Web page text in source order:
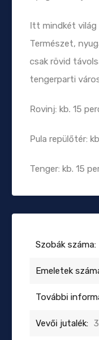
Itt mindkét világ
Természet,
csak rövid
tengerparti
Rovinj: kb. 15
Pula repülőtér:
Tenger: kb. 15
Szobák száma:
Emeletek
További
Vevői jutalék: 3